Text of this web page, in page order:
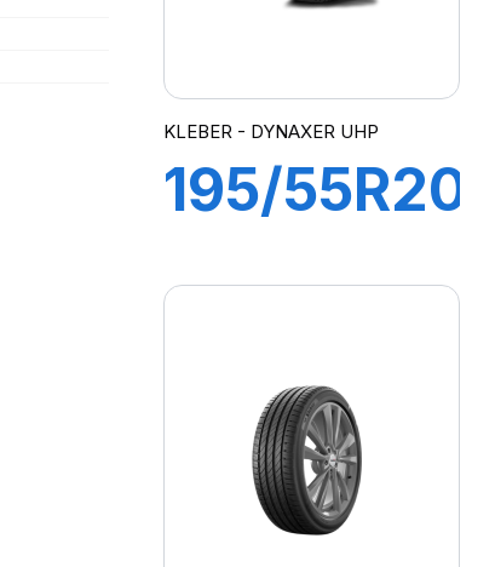
KLEBER - DYNAXER UHP
195/55R20
UHP